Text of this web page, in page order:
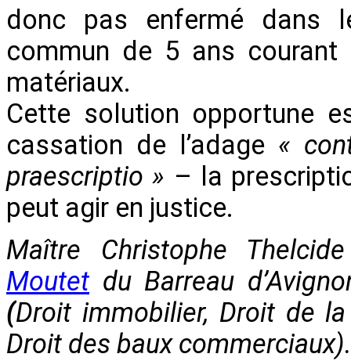
donc pas enfermé dans
commun de 5 ans
matériaux.
Cette solution opportune
cassation de l’adage «
praescriptio » – la
peut agir en justice.
Maître Christophe
Moutet du Barreau
(Droit immobilier, Droit de
Droit des baux commerciaux).